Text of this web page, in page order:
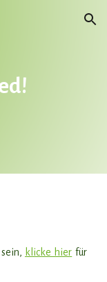
Skip to navigation
klicke hier für